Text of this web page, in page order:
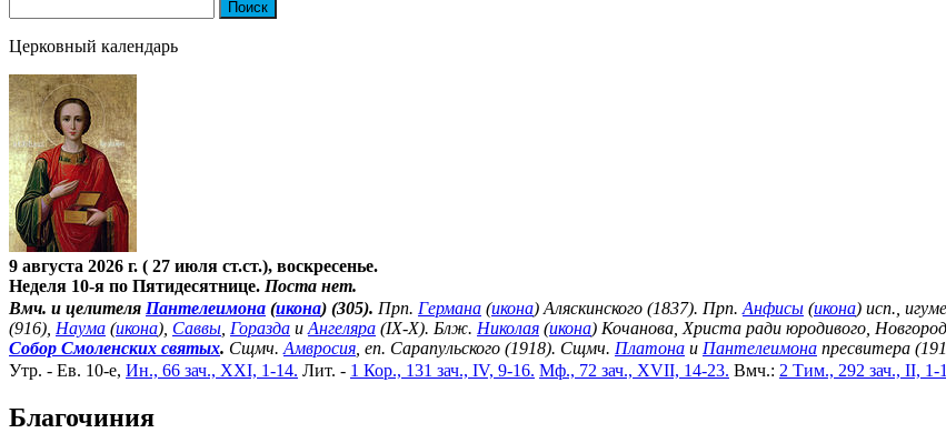
Церковный календарь
9 августа 2026 г. ( 27 июля ст.ст.), воскресенье.
Неделя 10-я по Пятидесятнице. Поста нет.
Вмч. и целителя Пантелеимона (икона) (305). Прп. Германа (икона) Аляскинского (1837). Прп. Анфисы (икона) исп.,
(916), Наума (икона), Саввы Горазда и Ангеляра (IX-X). Блж. Николая (икона) Кочанова, Христа ради юродивого,
Собор Смоленских святых. Сщмч. Амвросия , еп. Сарапульского (1918). Сщмч. Платона и Пантелеимона пресвитера
Утр. - Ев. 10-е, Ин., 66 зач., XXI, 1-14. Лит. - 1 Кор., 131 зач., IV, 9-16. Мф., 72 зач., XVII, 14-23. Вмч.: 2 Тим., 292 зач., II, 1-
Благочиния